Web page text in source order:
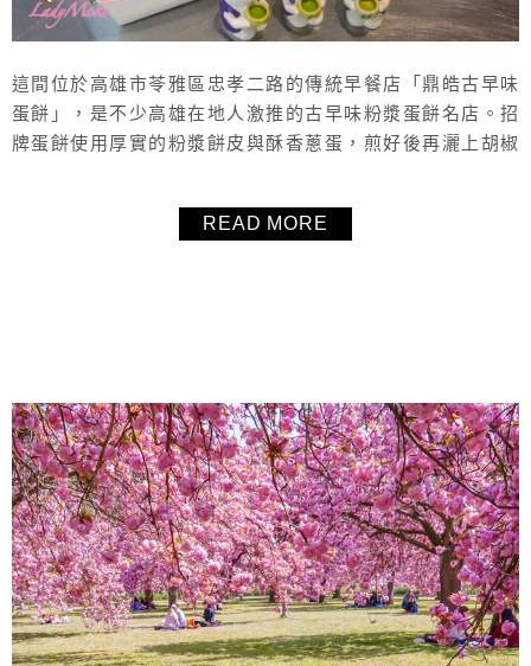
這間位於高雄市苓雅區忠孝二路的傳統早餐店「鼎皓古早味
蛋餅」，是不少高雄在地人激推的古早味粉漿蛋餅名店。招
牌蛋餅使用厚實的粉漿餅皮與酥香蔥蛋，煎好後再灑上胡椒
在、價格平實，是附近上班族和學生的愛店。老闆一人顧
店、四爐齊開，推薦必點「雙蛋蛋餅」最能吃出層次與飽足
READ MORE
About